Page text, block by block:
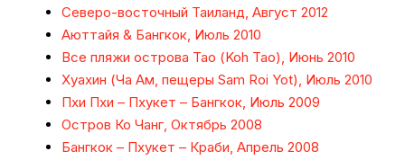
Северо-восточный Таиланд, Август 2012
Аюттайя & Бангкок, Июль 2010
Все пляжи острова Тао (Koh Tao), Июнь 2010
Хуахин (Ча Ам, пещеры Sam Roi Yot), Июль 2010
Пхи Пхи – Пхукет – Бангкок, Июль 2009
Остров Ко Чанг, Октябрь 2008
Бангкок – Пхукет – Краби, Апрель 2008